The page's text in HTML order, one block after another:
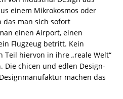
einem Mikrokosmos oder
das man sich sofort
einen Airport, einen
Flugzeug betritt. Kein
Teil hiervon in ihre „reale Welt“
Die chicen und edlen Design-
machen das